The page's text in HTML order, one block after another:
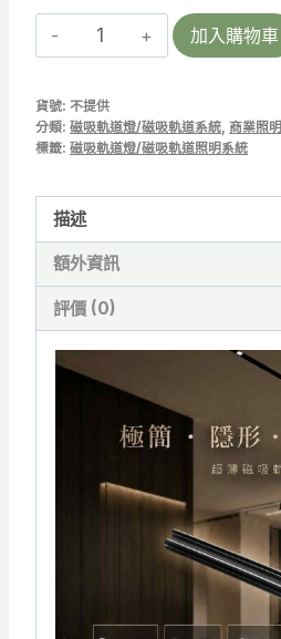
SFMT-
FOLD-
12
|
薄
磁
吸
摺
疊
格
柵
數
加入購物車
貨號: 不提供
分類: 磁吸軌道燈/磁吸軌道系統, 商業照明
標籤: 磁吸軌道燈/磁吸軌道照明系統
描述
額外資訊
評價 (0)